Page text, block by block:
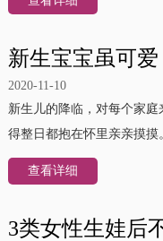
新生宝宝虽可
2020-11-10
新生儿的降临，对每个家
得整日都抱在怀里亲亲摸
查看详细
3类女性生娃后